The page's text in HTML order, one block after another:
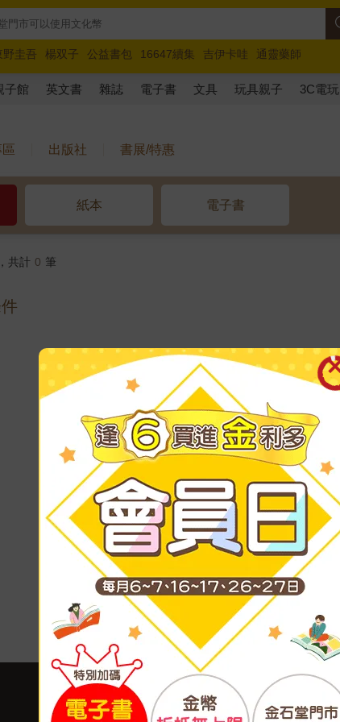
野圭吾 楊双子 公益書包 16647續集 吉伊卡哇
通靈藥師
賽 路邊攤新作 馬斯克 玩具總動員5 超慢跑
子館 英文書 雜誌 電子書 文具 玩具親子 3C電玩
出版社 書展/特惠
紙本 電子書
共計 0 筆
客服中心
購物說明
合作與服務
異業合作